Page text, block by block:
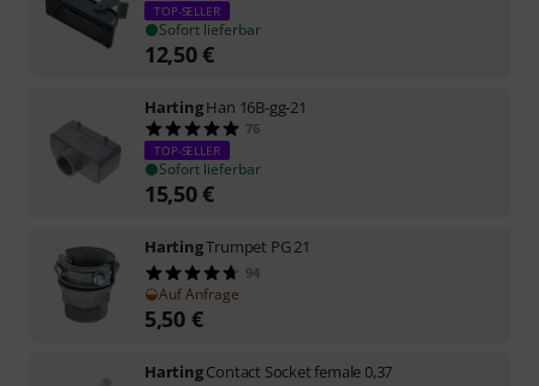
TOP-SELLER
Sofort lieferbar
12,50€
HartingHan 16B-gg-21
76
TOP-SELLER
Sofort lieferbar
15,50€
HartingTrumpet PG 21
94
Auf Anfrage
5,50 €
HartingContact Socket female 0,37